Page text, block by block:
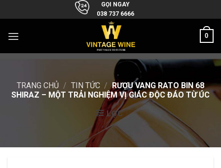
to
GỌI NGAY
038 737 6666
0
TRANG CHỦ / TIN TỨC / RƯỢU VANG RATO BIN 68
SHIRAZ – MỘT TRẢI NGHIỆM VỊ GIÁC ĐỘC ĐÁO TỪ ÚC
LỌC